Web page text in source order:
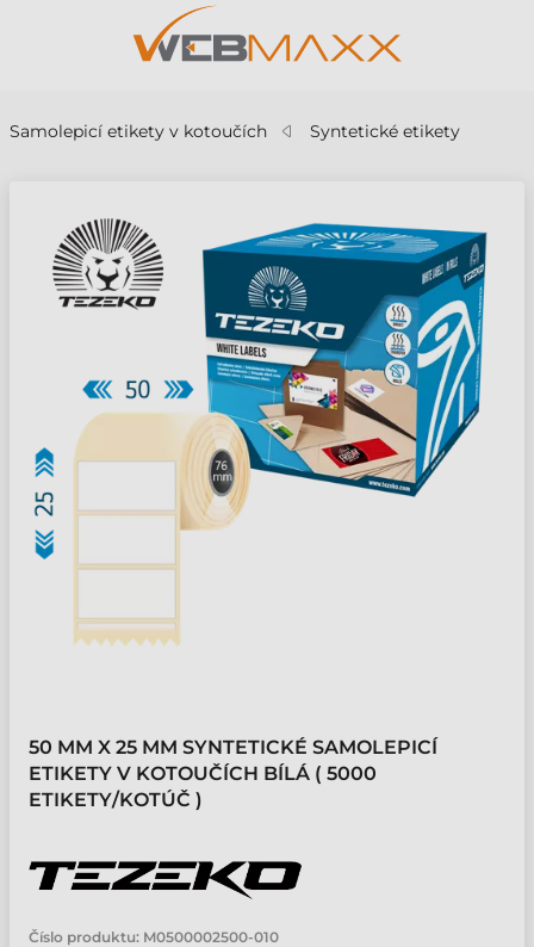
Samolepicí etikety v kotoučích Syntetické etikety
50 MM X 25 MM SYNTETICKÉ SAMOLEPICÍ
ETIKETY V KOTOUČÍCH BÍLÁ ( 5000
ETIKETY/KOTÚČ )
Číslo produktu: M0500002500-010